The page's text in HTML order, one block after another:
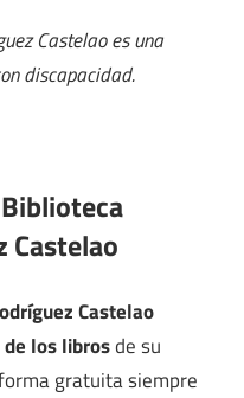
Castelao es una
discapacidad.
Castelao
Castelao
los librosde su
gratuita siempre